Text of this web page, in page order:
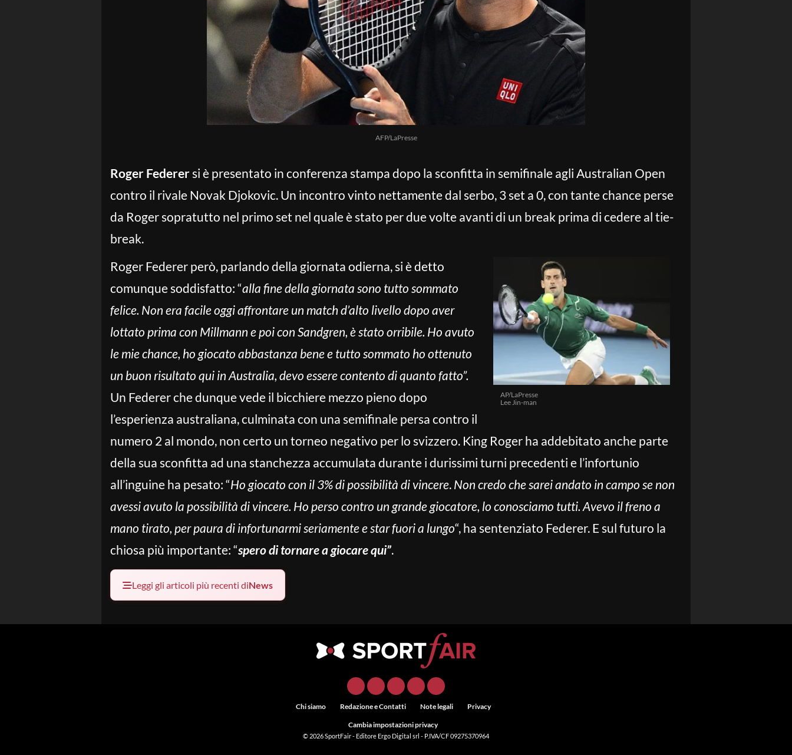
AFP/LaPresse
Roger Federersi è presentato in conferenza stampa dopo la sconfitta in semifinale agli Australian Open
contro il rivale Novak Djokovic. Un incontro vinto nettamente dal serbo, 3 set a 0, con tante chance perse
da Roger sopratutto nel primo set nel quale è stato per due volte avanti di un break prima di cedere al tie-
break.
AP/LaPresse
Lee Jin-man
Roger Federer però, parlando della giornata odierna, si è detto
comunque soddisfatto: “alla fine della giornata sono tutto sommato
felice. Non era facile oggi affrontare un match d’alto livello dopo aver
lottato prima con Millmann e poi con Sandgren, è stato orribile. Ho avuto
le mie chance, ho giocato abbastanza bene e tutto sommato ho ottenuto
un buon risultato qui in Australia, devo essere contento di quanto fatto”.
Un Federer che dunque vede il bicchiere mezzo pieno dopo
l’esperienza australiana, culminata con una semifinale persa contro il
numero 2 al mondo, non certo un torneo negativo per lo svizzero. King Roger ha addebitato anche parte
della sua sconfitta ad una stanchezza accumulata durante i durissimi turni precedenti e l’infortunio
all’inguine ha pesato: “Ho giocato con il 3% di possibilità di vincere. Non credo che sarei andato in campo se non
avessi avuto la possibilità di vincere. Ho perso contro un grande giocatore, lo conosciamo tutti. Avevo il freno a
mano tirato, per paura di infortunarmi seriamente e star fuori a lungo“, ha sentenziato Federer. E sul futuro la
chiosa più importante: “spero di tornare a giocare qui”.
Leggi gli articoli più recenti diNews
Chi siamo Redazione e Contatti Note legali Privacy
Cambia impostazioni privacy
© 2026SportFair- Editore Ergo Digital srl - P.IVA/CF 09275370964